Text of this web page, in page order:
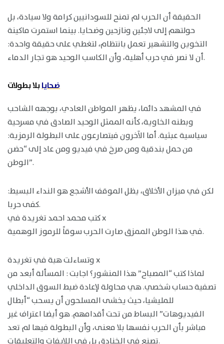
الحقيقة أن الحرب لم تمنح للسودانيين كرامة ولا سيادة، بل
حولتهم إلى لاجئين ونازحين وضحايا. بينما استمرت ماكينة
التخوين والتشهير تعمل بانتظام، لتغطي على حقيقة واحدة:
أن لا نصر في حرب أهلية، وأن الكاسب الوحيد هو تجار الدماء.
ضحايابلا بطولات
في المشهد دائما، يظهر المواطن العادي، بوجهه الشاحب
وبطنه الخاوية، كأنه الممثل الوحيد الصادق في مسرحية
سياسية عبثية. أما الآخرون فيتصارعون على البطولة الرمزية:
من حمل بندقية ومن صرخ في فيديو ومن عاد إلى “حضن
الوطن”.
لكن في ميزان الأخلاق، يظل الموقف الأشجع هو النداء البسيط:
كفى حربا.
كتب محمد احمد تغريدة في x
في هذا الوطن الممزق صارت الحرب سوقاً للرموز الوهمية.
وتساءلت هبة في تغريدة x
لماذا كتب “المصباح” هذا المنشور؟ اجابت : المسألة أبعد من
تصفية حساب شخصي. هي محاولة لإعادة ضبط السوق الداخلي
للمليشيا، حيث يخشى المسلحون أن يسحب “أبطال
الفيديوهات” البساط من تحت أقدامهم. هو أيضا اعتراف غير
مباشر بأن الحرب نفسها بلا معنى، وأن البطولة فيها لم تعد
تصنع في الخنادق بل في اللايفات والتعليقات.